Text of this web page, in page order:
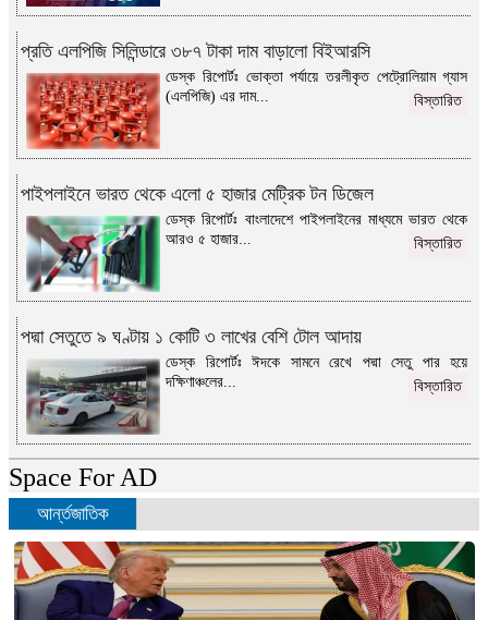
প্রতি এলপিজি সিলিন্ডারে ৩৮৭ টাকা দাম বাড়ালো বিইআরসি
ডেস্ক রিপোর্টঃ ভোক্তা পর্যায়ে তরলীকৃত পেট্রোলিয়াম গ্যাস
(এলপিজি) এর দাম...
বিস্তারিত
পাইপলাইনে ভারত থেকে এলো ৫ হাজার মেট্রিক টন ডিজেল
ডেস্ক রিপোর্টঃ বাংলাদেশে পাইপলাইনের মাধ্যমে ভারত থেকে
আরও ৫ হাজার...
বিস্তারিত
পদ্মা সেতুতে ৯ ঘণ্টায় ১ কোটি ৩ লাখের বেশি টোল আদায়
ডেস্ক রিপোর্টঃ ঈদকে সামনে রেখে পদ্মা সেতু পার হয়ে
দক্ষিণাঞ্চলের...
বিস্তারিত
Space For AD
আর্ন্তজাতিক